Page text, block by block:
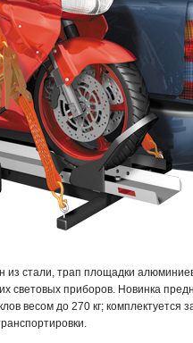
из стали, трап площадки
световых приборов. Новинка
весом до 270 кг; комплектуется